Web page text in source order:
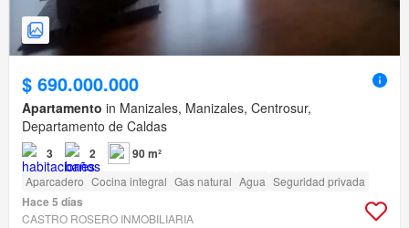
$ 690.000.000
Apartamento in Manizales, Manizales, Centrosur,
Departamento de Caldas
3 2 90 m²
Aparcadero Cocina integral Gas natural Agua Seguridad privada
Hace 5 días
CASTRO ROSERO INMOBILIARIA